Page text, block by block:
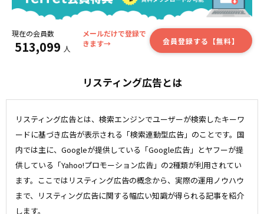
現在の会員数
513,099 人
メールだけで登録で
きます→
会員登録する【無料】
リスティング広告とは
リスティング広告とは、検索エンジンでユーザーが検索したキーワ
ードに基づき広告が表示される「検索連動型広告」のことです。国
内では主に、Googleが提供している「Google広告」とヤフーが提
供している「Yahoo!プロモーション広告」の2種類が利用されてい
ます。ここではリスティング広告の概念から、実際の運用ノウハウ
まで、リスティング広告に関する幅広い知識が得られる記事を紹介
します。